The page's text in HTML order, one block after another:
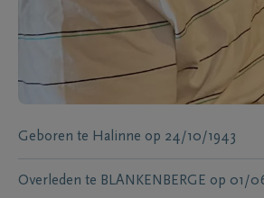
Geboren te Halinne op 24/10/1943
Overleden te BLANKENBERGE op 01/